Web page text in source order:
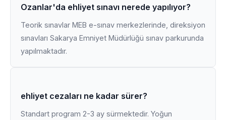
Ozanlar'da ehliyet sınavı nerede yapılıyor?
Teorik sınavlar MEB e-sınav merkezlerinde, direksiyon
sınavları Sakarya Emniyet Müdürlüğü sınav parkurunda
yapılmaktadır.
ehliyet cezaları ne kadar sürer?
Standart program 2-3 ay sürmektedir. Yoğun